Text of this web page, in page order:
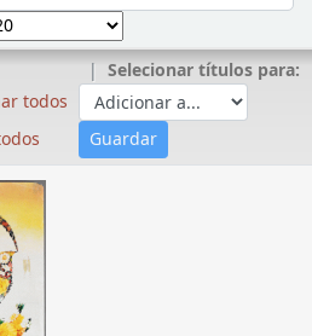
todos
Selecionar títulos para: